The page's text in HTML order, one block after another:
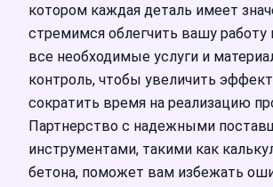
котором каждая деталь имеет
стремимся облегчить вашу работу
все необходимые услуги и
контроль, чтобы увеличить
сократить время на реализацию
Партнерство с надежными
инструментами, такими как
бетона, поможет вам избежать